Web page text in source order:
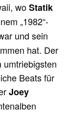
woStatik
„1982“-
und sein
hat. Der
umtriebigsten
Beats für
Joey